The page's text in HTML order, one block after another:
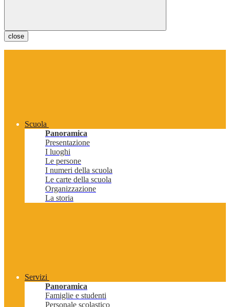
close
Scuola
Panoramica
Presentazione
I luoghi
Le persone
I numeri della scuola
Le carte della scuola
Organizzazione
La storia
Servizi
Panoramica
Famiglie e studenti
Personale scolastico